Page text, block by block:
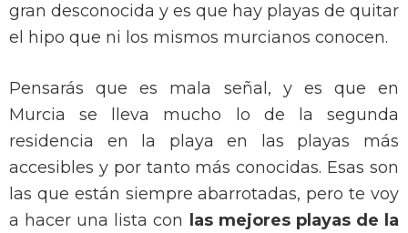
gran desconocida y es que hay playas de quitar
el hipo que ni los mismos murcianos conocen.
Pensarás que es mala señal, y es que en
Murcia se lleva mucho lo de la segunda
residencia en la playa en las playas más
accesibles y por tanto más conocidas. Esas son
las que están siempre abarrotadas, pero te voy
a hacer una lista con
las mejores playas de la